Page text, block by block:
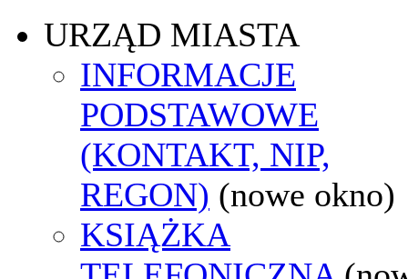
URZĄD MIASTA
INFORMACJE
PODSTAWOWE
(KONTAKT, NIP,
REGON) (nowe okno)
KSIĄŻKA